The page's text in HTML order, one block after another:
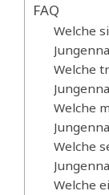
FAQ
Welche
Welche
Welche
Welche
Welche